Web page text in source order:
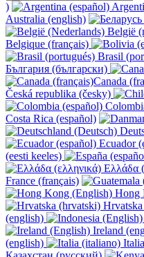
)
Australia (english)
België
Belgique (français)
Brasil
България (български)
Canada
Česká republika (česky)
Costa Rica (español)
Ecuador
(eesti keeles)
Ελλάδα
France (français)
Hong
(english)
Ireland
(english)